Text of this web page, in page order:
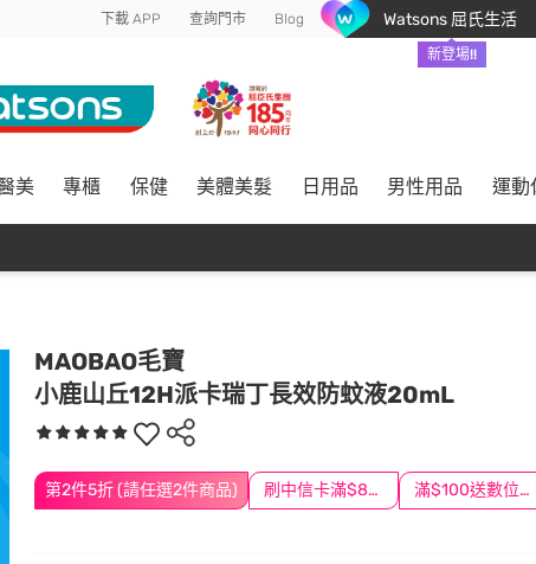
下載 APP 查詢門市 Blog Watsons 屈氏生活
新登場!!
美 專櫃 保健 美體美髮 日用品 男性用品 運動
MAOBAO毛寶
小鹿山丘12H派卡瑞丁長效防蚊液20mL
第2件5折 (請任選2件商品) 刷中信卡滿$888送3萬點 滿$100送數位印花